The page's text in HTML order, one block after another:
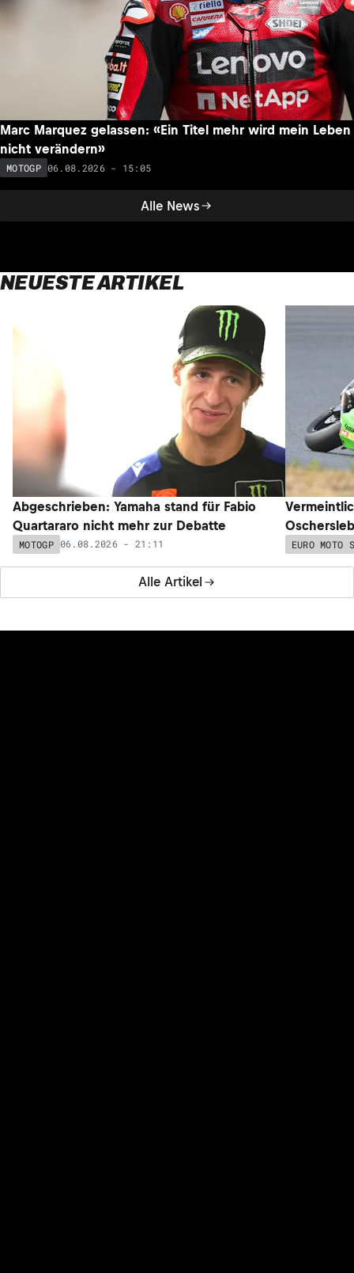
Alle News
Marc Marquez gelassen: «Ein Titel mehr wird mein Leben
nicht verändern»
MOTOGP 06.08.2026 - 15:05
NEUESTE ARTIKEL
Alle Artikel
Abgeschrieben: Yamaha stand für Fabio
Quartararo nicht mehr zur Debatte
MOTOGP 06.08.2026 - 21:11 EURO MOTO